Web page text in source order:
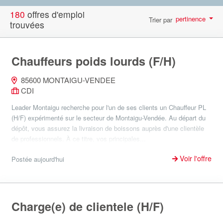
180 offres d'emploi
trouvées
Trier par pertinence
Chauffeurs poids lourds (F/H)
85600 MONTAIGU-VENDEE
CDI
Leader Montaigu recherche pour l'un de ses clients un Chauffeur PL
(H/F) expérimenté sur le secteur de Montaigu-Vendée. Au départ du
dépôt, vous assurez la livraison de boissons auprès d'une clientèle
de professionnels. À ce titre, vos principales...
Postée aujourd'hui Voir l'offre
Charge(e) de clientele (H/F)